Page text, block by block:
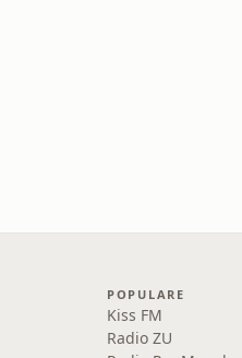
POPULARE
Kiss FM
Radio ZU